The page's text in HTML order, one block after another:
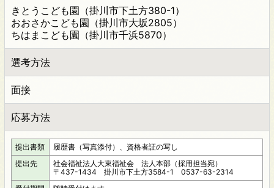
きとうこども園（掛川市下土方380-1）
おおさかこども園（掛川市大坂2805）
ちはまこども園（掛川市千浜5870）
選考方法
面接
応募方法
提出書類
履歴書（写真添付）、資格者証の写し
提出先
社会福祉法人大東福祉会 法人本部（採用担当宛）
〒437-1434 掛川市下土方3584-1 0537-63-2314